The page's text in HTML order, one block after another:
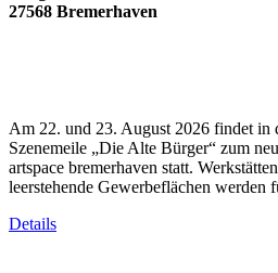
27568 Bremerhaven
Am 22. und 23. August 2026 findet in
Szenemeile „Die Alte Bürger“ zum
artspace bremerhaven statt.
leerstehende Gewerbeflächen werden
Details